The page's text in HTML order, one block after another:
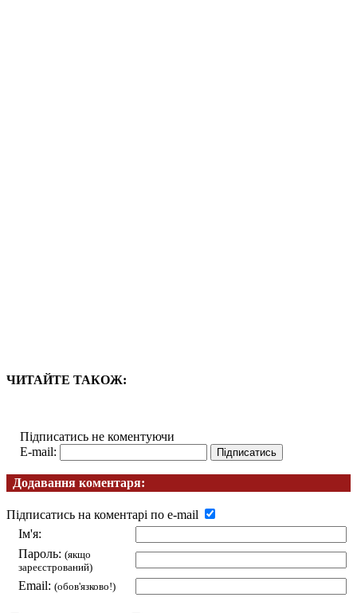
ЧИТАЙТЕ ТАКОЖ:
Підписатись не коментуючи
E-mail:
Додавання коментаря:
Підписатись на коментарі по e-mail
Ім'я:
Пароль: (якщо
зареєстрований)
Email: (обов'язково!)